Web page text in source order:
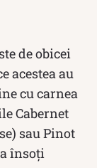
de obicei
acestea au
cu carnea
Cabernet
sau Pinot
însoți